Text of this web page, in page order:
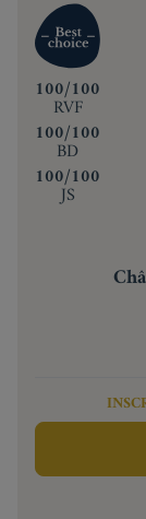
‍100/100
RVF
‍100/100
BD
‍100/100
JS